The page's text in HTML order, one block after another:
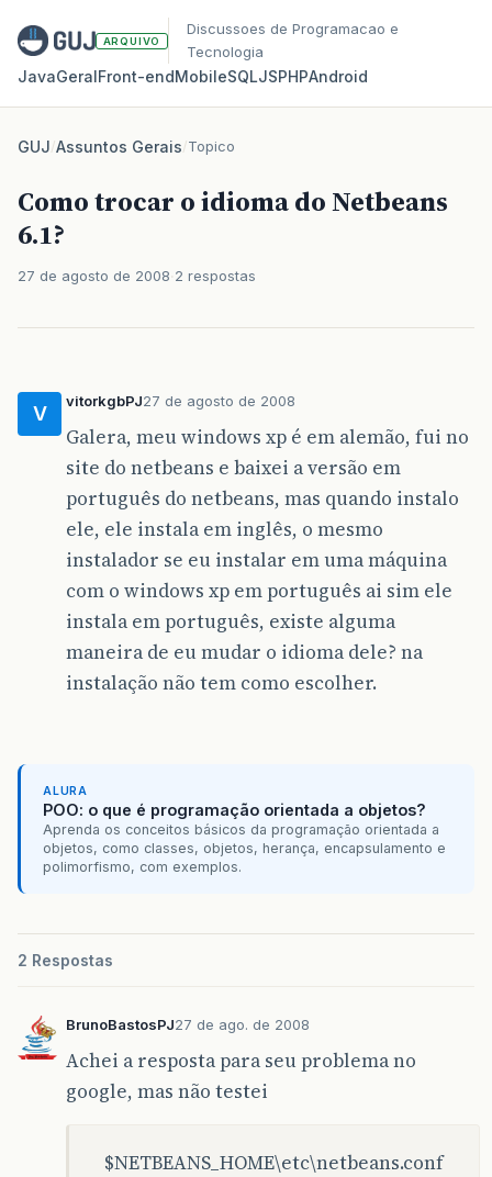
ARQUIVO
Discussoes de Programacao e
Tecnologia
JavaGeralFront‑endMobileSQLJSPHPAndroid
GUJ/Assuntos Gerais/Topico
Como trocar o idioma do Netbeans
6.1?
27 de agosto de 2008 2 respostas
V
vitorkgbPJ27 de agosto de 2008
Galera, meu windows xp é em alemão, fui no
site do netbeans e baixei a versão em
português do netbeans, mas quando instalo
ele, ele instala em inglês, o mesmo
instalador se eu instalar em uma máquina
com o windows xp em português ai sim ele
instala em português, existe alguma
maneira de eu mudar o idioma dele? na
instalação não tem como escolher.
ALURA
POO: o que é programação orientada a objetos?
Aprenda os conceitos básicos da programação orientada a
objetos, como classes, objetos, herança, encapsulamento e
polimorfismo, com exemplos.
2 Respostas
BrunoBastosPJ27 de ago. de 2008
Achei a resposta para seu problema no
google, mas não testei
$NETBEANS_HOME\etc\netbeans.conf